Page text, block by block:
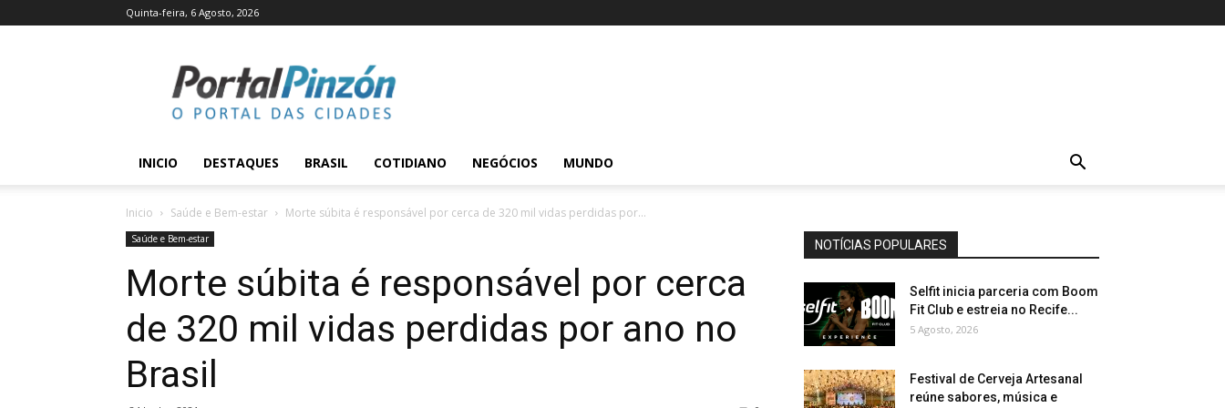
Quinta-feira, 6 Agosto, 2026
Pinzón
INICIO DESTAQUES BRASIL COTIDIANO NEGÓCIOS MUNDO
Inicio Saúde e Bem-estar Morte súbita é responsável por cerca de 320 mil vidas perdidas por...
Saúde e Bem-estar
Morte súbita é responsável por cerca
de 320 mil vidas perdidas por ano no
Brasil
NOTÍCIAS POPULARES
Selfit inicia parceria com Boom
Fit Club e estreia no Recife...
5 Agosto, 2026
Festival de Cerveja Artesanal
reúne sabores, música e